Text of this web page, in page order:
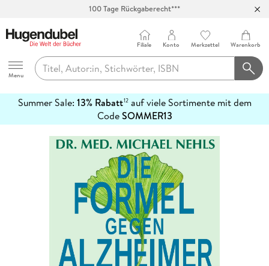
100 Tage Rückgaberecht***
Hugendubel
Menu
Filiale Konto Merkzettel Warenkorb
Summer Sale: 13% Rabatt12auf viele Sortimente mit dem
CodeSOMMER13
erfahren